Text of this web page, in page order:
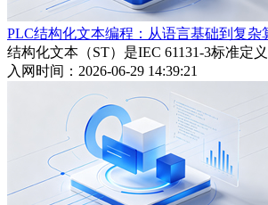
PLC结构化文本编程：从语言基础到复杂
结构化文本（ST）是IEC 61131-3标准定
入网时间：2026-06-29 14:39:21